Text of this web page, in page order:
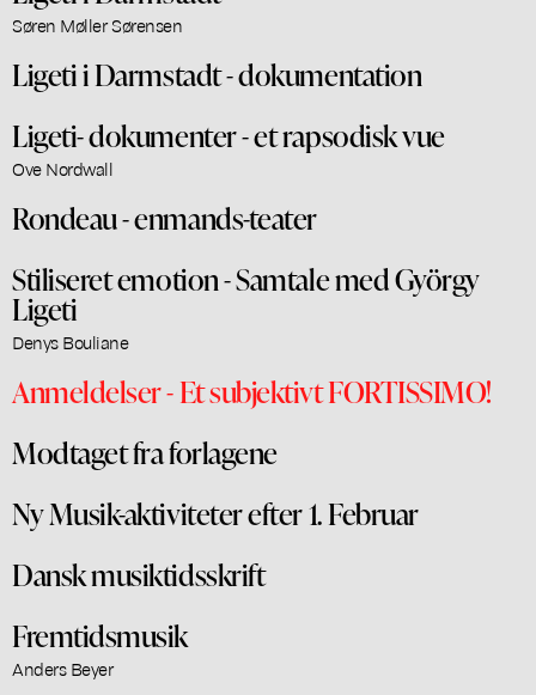
Søren Møller Sørensen
Ligeti i Darmstadt - dokumentation
Ligeti- dokumenter - et rapsodisk vue
Ove Nordwall
Rondeau - enmands-teater
Stiliseret emotion - Samtale med György
Ligeti
Denys Bouliane
Anmeldelser - Et subjektivt FORTISSIMO!
Modtaget fra forlagene
Ny Musik-aktiviteter efter 1. Februar
Dansk musiktidsskrift
Fremtidsmusik
Anders Beyer